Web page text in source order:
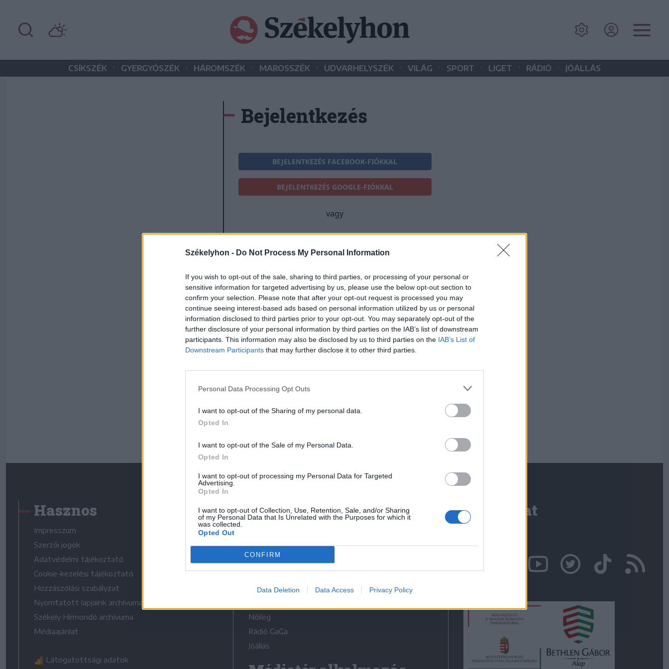
Székelyhon - Do Not Process My Personal Information
If you wish to opt-out of the sale, sharing to third parties, or processing of your personal or
sensitive information for targeted advertising by us, please use the below opt-out section to
confirm your selection. Please note that after your opt-out request is processed you may
continue seeing interest-based ads based on personal information utilized by us or personal
information disclosed to third parties prior to your opt-out. You may separately opt-out of the
further disclosure of your personal information by third parties on the IAB’s list of downstream
participants. This information may also be disclosed by us to third parties on the IAB’s List of
Downstream Participants that may further disclose it to other third parties.
Personal Data Processing Opt Outs
I want to opt-out of the Sharing of my personal data.
Opted In
I want to opt-out of the Sale of my Personal Data.
Opted In
I want to opt-out of processing my Personal Data for Targeted
Advertising.
Opted In
I want to opt-out of Collection, Use, Retention, Sale, and/or Sharing
of my Personal Data that Is Unrelated with the Purposes for which it
was collected.
Opted Out
CONFIRM
Data Deletion Data Access Privacy Policy
CSÍKSZÉK • GYERGYÓSZÉK • HÁROMSZÉK • MAROSSZÉK • UDVARHELYSZÉK • VILÁG • SPORT • LIGET • RÁDIÓ • JÓÁLLÁS
Bejelentkezés
BEJELENTKEZÉS FACEBOOK-FIÓKKAL
BEJELENTKEZÉS GOOGLE-FIÓKKAL
vagy
E-mail-cím
Jelszó
Elfelejtette a jelszavát?
BEJELENTKEZÉS
Hasznos
Impresszum
Szerzői jogok
Adatvédelmi tájékoztató
Cookie-kezelési tájékoztató
Hozzászólási szabályzat
Nyomtatott lapjaink archívuma
Székely Hírmondó archívuma
Médiaajánlat
Látogatottsági adatok
Médiatér
Liget
Krónika
Bihari Napló
Erdélyi Napló
Nőileg
Rádió GaGa
Jóállás
Kapcsolat